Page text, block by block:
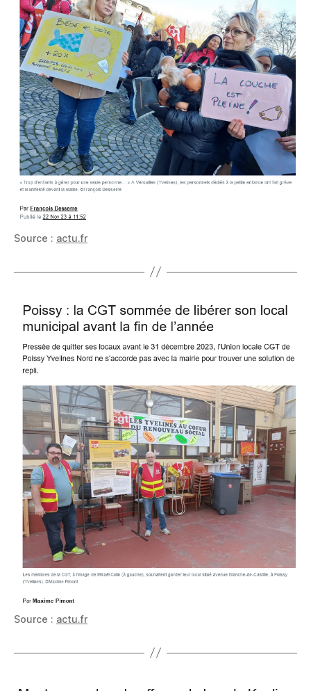
Source : actu.fr
Source : actu.fr